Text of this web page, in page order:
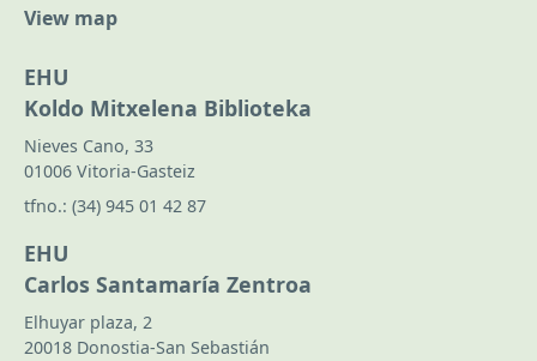
View map
EHU
Koldo Mitxelena Biblioteka
Nieves Cano, 33
01006 Vitoria-Gasteiz
tfno.: (34) 945 01 42 87
EHU
Carlos Santamaría Zentroa
Elhuyar plaza, 2
20018 Donostia-San Sebastián